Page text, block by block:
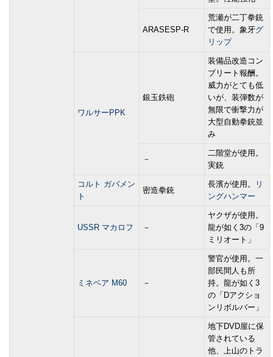
ARASESP-R
荒瀬が二丁拳銃
で使用。象牙グ
リップ
ワルサーPPK
銀玉鉄砲
装備品改造コン
プリート報酬。
威力がとても低
いが、装弾数が
無限で衝撃力が
大型自動拳銃並
み
－
二階堂が使用。
実銃
コルト ガバメン
ト
密造拳銃
長濱が使用。
リ
ングハンマー
USSR マカロフ －
ヤクザが使用。
龍が如く3の「9
ミリオート」
ミネベア M60 －
警官が使用。一
部民間人も所
持。龍が如く3
の「Dアクショ
ンリボルバー」
地下DVD屋に保
管されている
他、上山のトラ